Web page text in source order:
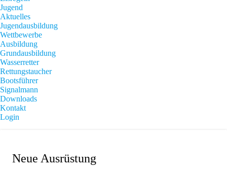
Jugend
Aktuelles
Jugendausbildung
Wettbewerbe
Ausbildung
Grundausbildung
Wasserretter
Rettungstaucher
Bootsführer
Signalmann
Downloads
Kontakt
Login
Neue Ausrüstung